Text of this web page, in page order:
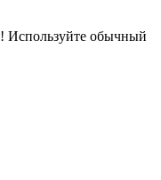
Используйте обычный